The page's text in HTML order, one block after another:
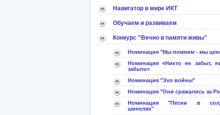
Навигатор в мире ИКТ
Обучаем и развиваем
Конкурс "Вечно в памяти живы"
Номинация "Мы помним - мы
Номинация «Никто не забыт,
забыто»
Номинация "Эхо войны"
Номинация "Они сражались за
Номинация "Песни в
шинелях"